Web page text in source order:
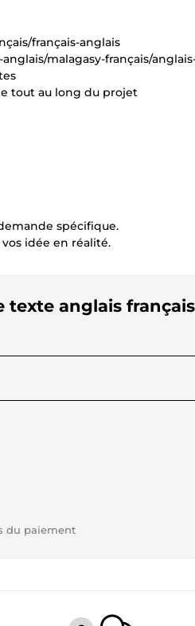
français-anglais
malagasy-français/
tout au long du projet
spécifique.
idée en réalité.
texte anglais
du paiement